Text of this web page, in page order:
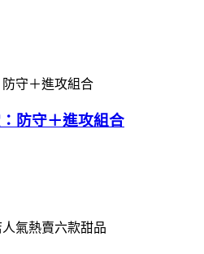
防守＋進攻組合